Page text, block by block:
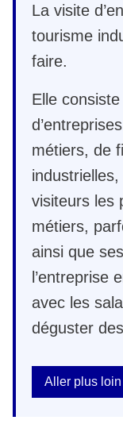
La visite
tourisme
faire.
Elle
métiers, de
visiteurs les
métiers,
ainsi que
l’entreprise
avec les
déguster
Aller plus loin